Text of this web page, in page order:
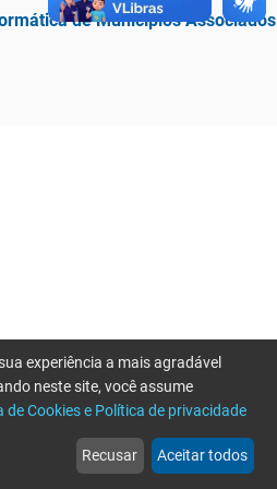
de Municípios Associados
web
Notícias
more_horiz
Mais
experiência a mais agradável
neste site, você assume
de Cookies e Política de privacidade
Recusar Aceitar todos
favor tente novamente